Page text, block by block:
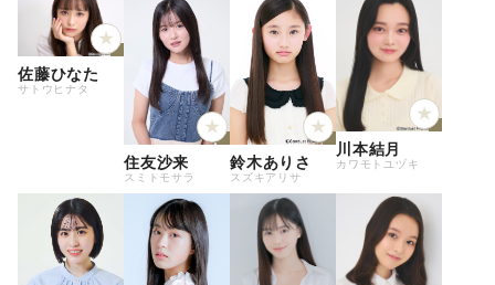
佐藤ひなた
サトウヒナタ
住友沙来
スミトモサラ
鈴木ありさ
スズキアリサ
川本結月
カワモトユヅキ